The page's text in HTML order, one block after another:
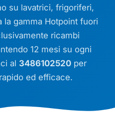
su lavatrici, frigoriferi,
la gamma Hotpoint fuori
ricambi
12 mesi su ogni
al 3486102520 per
ed efficace.